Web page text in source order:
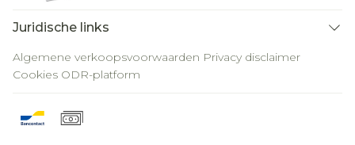
Juridische links
Algemene verkoopsvoorwaarden Privacy disclaimer
Cookies ODR-platform